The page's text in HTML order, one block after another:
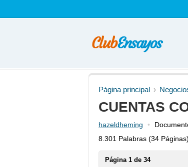
Página principal
CUENTAS
hazeldheming
8.301 Palabras (34 Páginas)
Página 1 de 34